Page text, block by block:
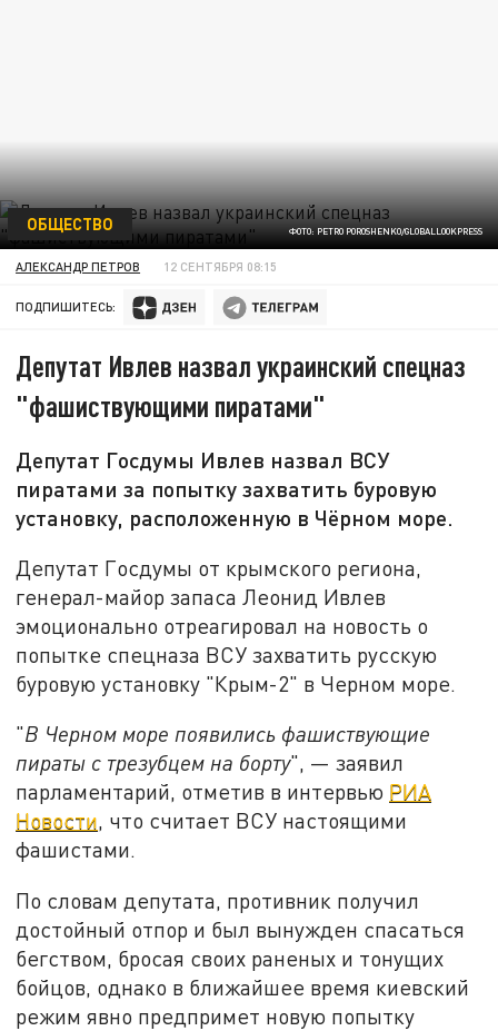
ФОТО: PETRO POROSHENKO/GLOBALLOOKPRESS
ОБЩЕСТВО
АЛЕКСАНДР ПЕТРОВ 12 СЕНТЯБРЯ 08:15
ПОДПИШИТЕСЬ:
Депутат Ивлев назвал украинский спецназ
"фашиствующими пиратами"
Депутат Госдумы Ивлев назвал ВСУ
пиратами за попытку захватить буровую
установку, расположенную в Чёрном море.
Депутат Госдумы от крымского региона,
генерал-майор запаса Леонид Ивлев
эмоционально отреагировал на новость о
попытке спецназа ВСУ захватить русскую
буровую установку "Крым-2" в Черном море.
"В Черном море появились фашиствующие
пираты с трезубцем на борту", — заявил
парламентарий, отметив в интервью РИА
Новости, что считает ВСУ настоящими
фашистами.
По словам депутата, противник получил
достойный отпор и был вынужден спасаться
бегством, бросая своих раненых и тонущих
бойцов, однако в ближайшее время киевский
режим явно предпримет новую попытку